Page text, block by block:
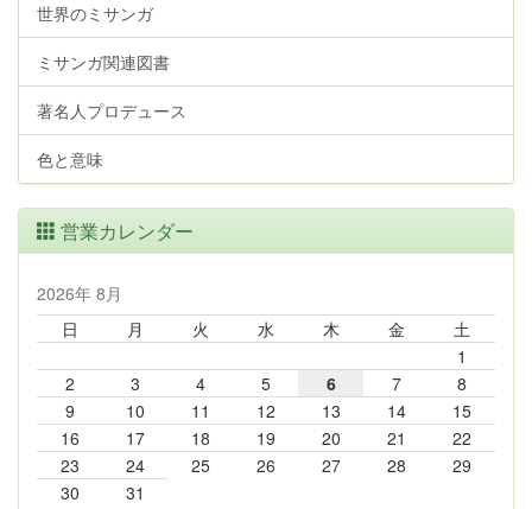
世界のミサンガ
ミサンガ関連図書
著名人プロデュース
色と意味
営業カレンダー
2026年 8月
日
月 火 水 木 金
土
1
2
3 4 5 6 7
8
9
10 11 12 13 14
15
16
17 18 19 20 21
22
23
24 25 26 27 28
29
30
31